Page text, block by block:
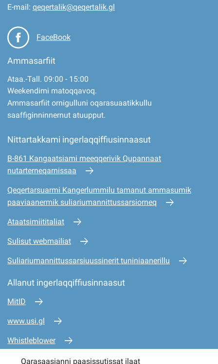
E-mail: qeqertalik@qeqertalik.gl
FaceBook
Ammasarfiit
Ataa.-Tall. 09:00 - 15:00
Weekendimi matoqqavoq.
Ammasarfiit ornigulluni oqarasuaatikkullu
saaffiginninnernut atuupput.
Nittartakkami ingerlaqqiffiusinnaasut
B-861 Kangaatsiami meeqqerivik Qupannaat
nutarterneqarnissaa
Qeqertarsuarmi Kangerlummilu tamanut ammasumik
paaviaanermik suliariumannittussarsiorneq
Ataatsimiititaliat
Sulisut webmailiat
Suliariumannittussarsiuussinerit tuniniaanerillu
Allanut ingerlaqqiffiusinnaasut
MitID
www.usi.gl
Whistleblower
www.mio.gl
Qarasaasianni paasissutissat ilaat